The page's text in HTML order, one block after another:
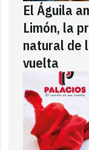
El Águila
Limón, la
natural de
vuelta